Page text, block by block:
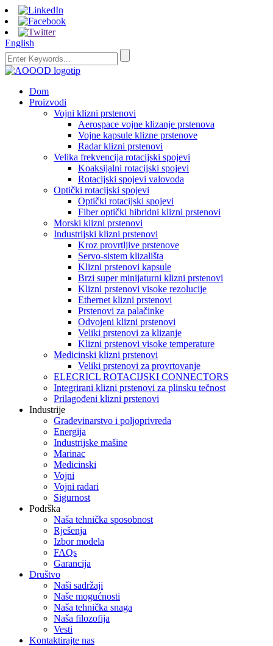
English
Dom
Proizvodi
Vojni klizni prstenovi
Aerospace vojne klizanje prstenova
Vojne kapsule klizne prstenove
Radar klizni prstenovi
Velika frekvencija rotacijski spojevi
Koaksijalni rotacijski spojevi
Rotacijski spojevi valovoda
Optički rotacijski spojevi
Optički rotacijski spojevi
Fiber optički hibridni klizni prstenovi
Morski klizni prstenovi
Industrijski klizni prstenovi
Kroz provrtljive prstenove
Servo-sistem klizališta
Klizni prstenovi kapsule
Brzi super minijaturni klizni prstenovi
Klizni prstenovi visoke rezolucije
Ethernet klizni prstenovi
Prstenovi za palačinke
Odvojeni klizni prstenovi
Veliki prstenovi za klizanje
Klizni prstenovi visoke temperature
Medicinski klizni prstenovi
Veliki prstenovi za provrtovanje
ELECRICL ROTACIJSKI CONNECTORS
Integrirani klizni prstenovi za plinsku tečnost
Prilagođeni klizni prstenovi
Industrije
Građevinarstvo i poljoprivreda
Energija
Industrijske mašine
Marinac
Medicinski
Vojni
Vojni radari
Sigurnost
Podrška
Naša tehnička sposobnost
Rješenja
Izbor modela
FAQs
Garancija
Društvo
Naši sadržaji
Naše mogućnosti
Naša tehnička snaga
Naša filozofija
Vesti
Kontaktirajte nas